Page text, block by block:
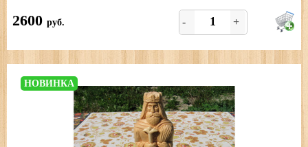
Размеры: длина - 8 см; ширина - 7 см; высота - 19 см
2600 руб. - +
НОВИНКА